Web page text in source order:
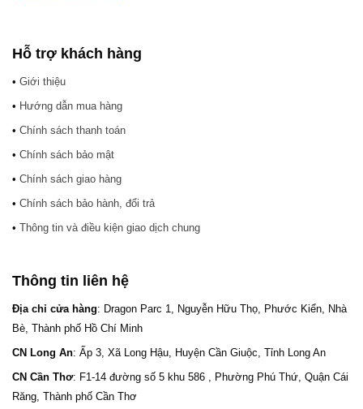
Hỗ trợ khách hàng
• Giới thiệu
• Hướng dẫn mua hàng
• Chính sách thanh toán
• Chính sách bảo mật
• Chính sách giao hàng
• Chính sách bảo hành, đổi trả
• Thông tin và điều kiện giao dịch chung
Thông tin liên hệ
Địa chỉ cửa hàng: Dragon Parc 1, Nguyễn Hữu Thọ, Phước Kiển, Nhà
Bè, Thành phố Hồ Chí Minh
CN Long An: Ấp 3, Xã Long Hậu, Huyện Cần Giuộc, Tỉnh Long An
CN Cần Thơ: F1-14 đường số 5 khu 586 , Phường Phú Thứ, Quận Cái
Răng, Thành phố Cần Thơ